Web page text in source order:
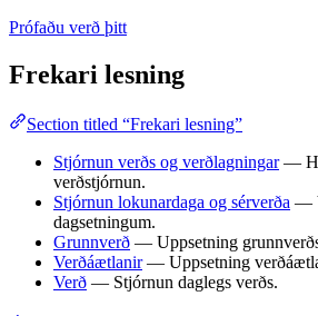
Prófaðu verð þitt
Frekari lesning
Section titled “Frekari lesning”
Stjórnun verðs og verðlagningar—
verðstjórnun.
Stjórnun lokunardaga og sérverða —
dagsetningum.
Grunnverð — Uppsetning
Verðáætlanir— Uppsetning
Verð — Stjórnun daglegs verðs.